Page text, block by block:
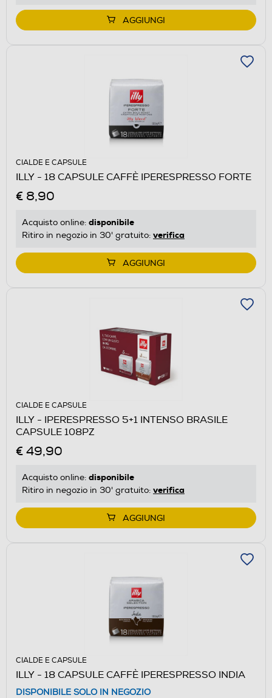
AGGIUNGI
CIALDE E CAPSULE
ILLY - 18 CAPSULE CAFFÈ IPERESPRESSO FORTE
€ 8,90
Acquisto online: disponibile
Ritiro in negozio in 30' gratuito: verifica
AGGIUNGI
CIALDE E CAPSULE
ILLY - IPERESPRESSO 5+1 INTENSO BRASILE
CAPSULE 108PZ
€ 49,90
Acquisto online: disponibile
Ritiro in negozio in 30' gratuito: verifica
AGGIUNGI
CIALDE E CAPSULE
ILLY - 18 CAPSULE CAFFÈ IPERESPRESSO INDIA
DISPONIBILE SOLO IN NEGOZIO